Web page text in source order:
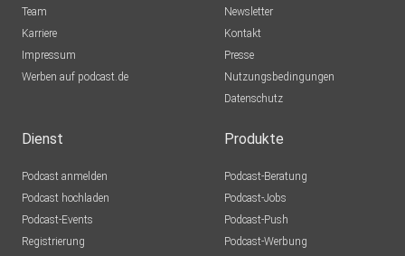
Team
Karriere
Impressum
Werben auf podcast.de
Newsletter
Kontakt
Presse
Nutzungsbedingungen
Datenschutz
Dienst
Podcast anmelden
Podcast hochladen
Podcast-Events
Registrierung
Produkte
Podcast-Beratung
Podcast-Jobs
Podcast-Push
Podcast-Werbung